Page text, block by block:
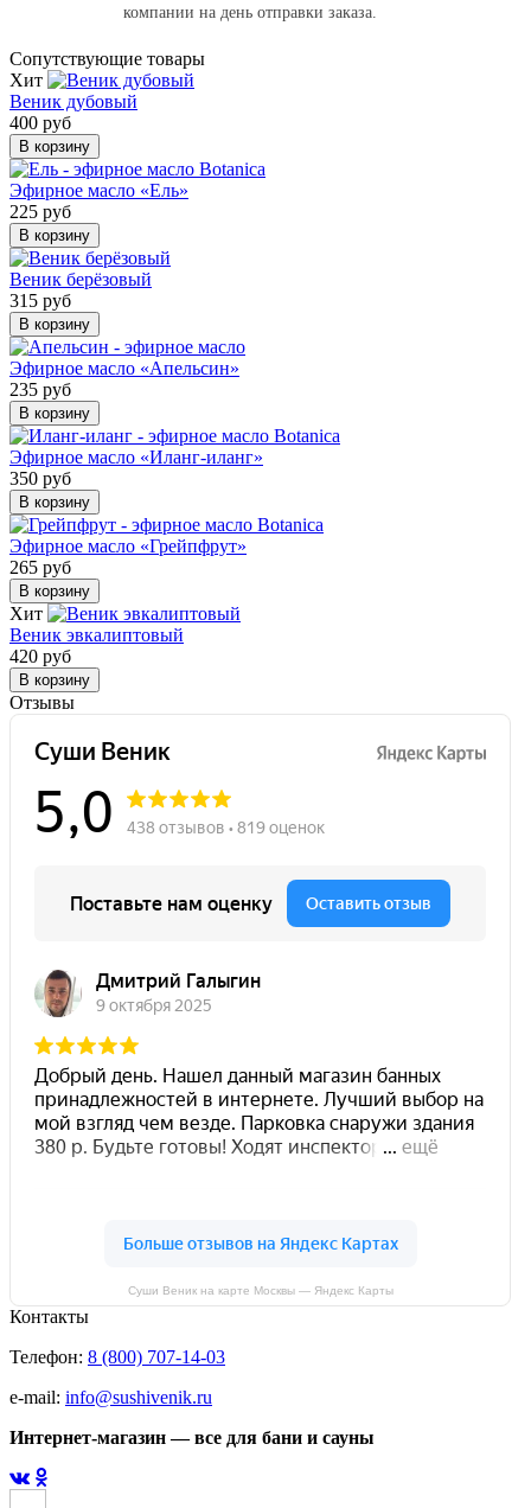
компании на день отправки заказа.
Cопутствующие товары
Хит
Веник дубовый
400 руб
В корзину
Эфирное масло «Ель»
225 руб
В корзину
Веник берёзовый
315 руб
В корзину
Эфирное масло «Апельсин»
235 руб
В корзину
Эфирное масло «Иланг-иланг»
350 руб
В корзину
Эфирное масло «Грейпфрут»
265 руб
В корзину
Хит
Веник эвкалиптовый
420 руб
В корзину
Отзывы
Суши Веник на карте Москвы — Яндекс Карты
Контакты
Телефон: 8 (800) 707-14-03
e-mail: info@sushivenik.ru
Интернет-магазин — все для бани и сауны